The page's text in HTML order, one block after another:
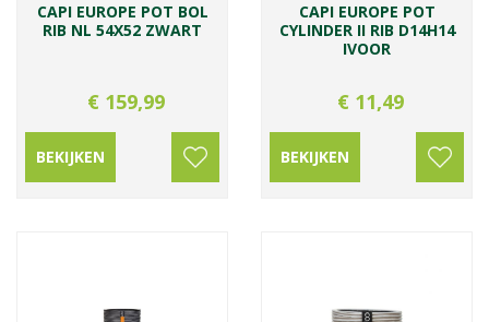
CAPI EUROPE POT BOL
RIB NL 54X52 ZWART
€ 159,99
BEKIJKEN
CAPI EUROPE POT
CYLINDER II RIB D14H14
IVOOR
€ 11,49
BEKIJKEN